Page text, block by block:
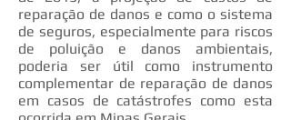
reparação de danos e como o sistema
de seguros, especialmente para riscos
de poluição e danos ambientais,
poderia ser útil como instrumento
complementar de reparação de danos
em casos de catástrofes como esta